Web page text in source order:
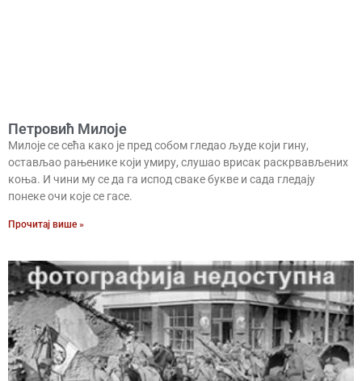
Петровић Милоје
Милоје се сећа како је пред собом гледао људе који гину,
остављао рањенике који умиру, слушао врисак раскрвављених
коња. И чини му се да га испод сваке букве и сада гледају
понеке очи које се гасе.
Прочитај више »